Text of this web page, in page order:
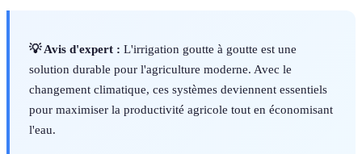
💡 Avis d'expert : L'irrigation goutte à goutte est une
solution durable pour l'agriculture moderne. Avec le
changement climatique, ces systèmes deviennent essentiels
pour maximiser la productivité agricole tout en économisant
l'eau.